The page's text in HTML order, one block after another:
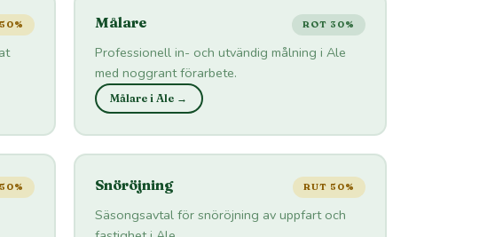
Målare ROT 30%
Professionell in- och utvändig målning i Ale
med noggrant förarbete.
Målare i Ale →
Snöröjning RUT 50%
Säsongsavtal för snöröjning av uppfart och